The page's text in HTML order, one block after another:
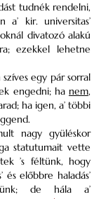
tudnék rendelni,
kir. universitas’
divatozó alakú
ezekkel lehetne
egy pár sorral
engedni; ha nem,
ha igen, a’ többi
nagy gyüléskor
statutumait vette
’s féltünk, hogy
és előbbre haladás’
de hála a’